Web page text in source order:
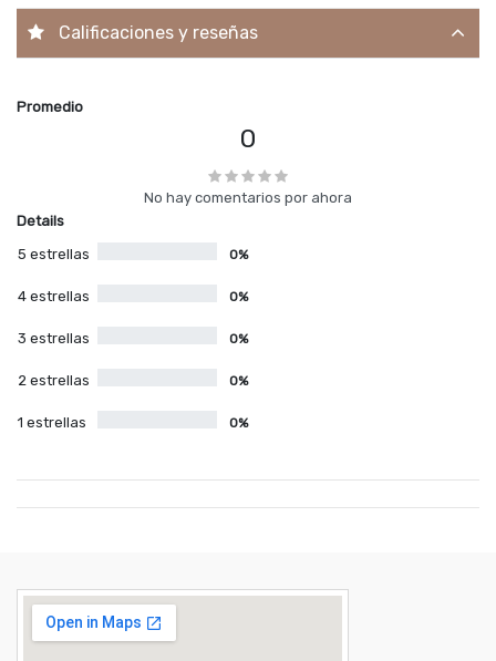
Calificaciones y reseñas
Promedio
0
No hay comentarios por ahora
Details
5 estrellas
0%
4 estrellas 0%
3 estrellas 0%
2 estrellas 0%
1 estrellas 0%